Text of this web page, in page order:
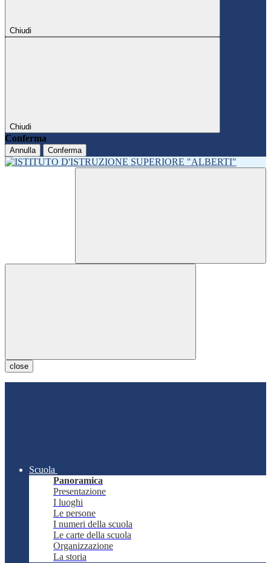
Chiudi
Chiudi
Conferma
Annulla Conferma
close
Scuola
Panoramica
Presentazione
I luoghi
Le persone
I numeri della scuola
Le carte della scuola
Organizzazione
La storia